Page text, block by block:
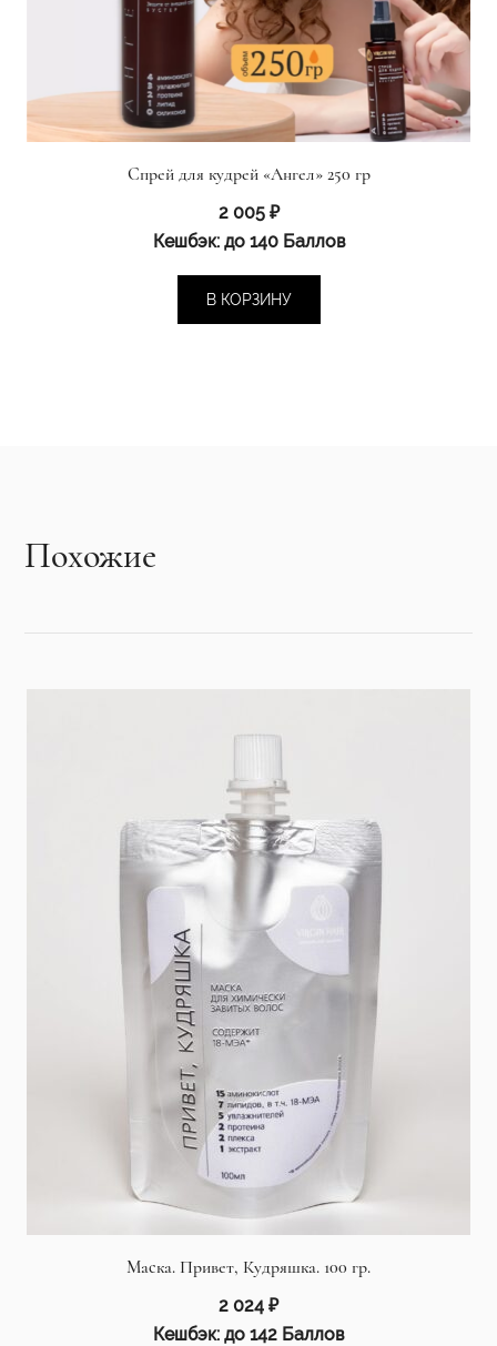
Спрей для кудрей «Ангел» 250 гр
2 005 ₽
Кешбэк:до 140 Баллов
В КОРЗИНУ
Похожие
Маска. Привет, Кудряшка. 100 гр.
2 024 ₽
Кешбэк: до 142 Баллов